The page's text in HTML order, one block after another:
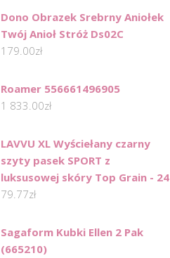
Dono Obrazek Srebrny Aniołek
Twój Anioł Stróż Ds02C
179.00zł
Roamer 556661496905
1 833.00zł
LAVVU XL Wyściełany czarny
szyty pasek SPORT z
luksusowej skóry Top Grain - 24
79.77zł
Sagaform Kubki Ellen 2 Pak
(665210)